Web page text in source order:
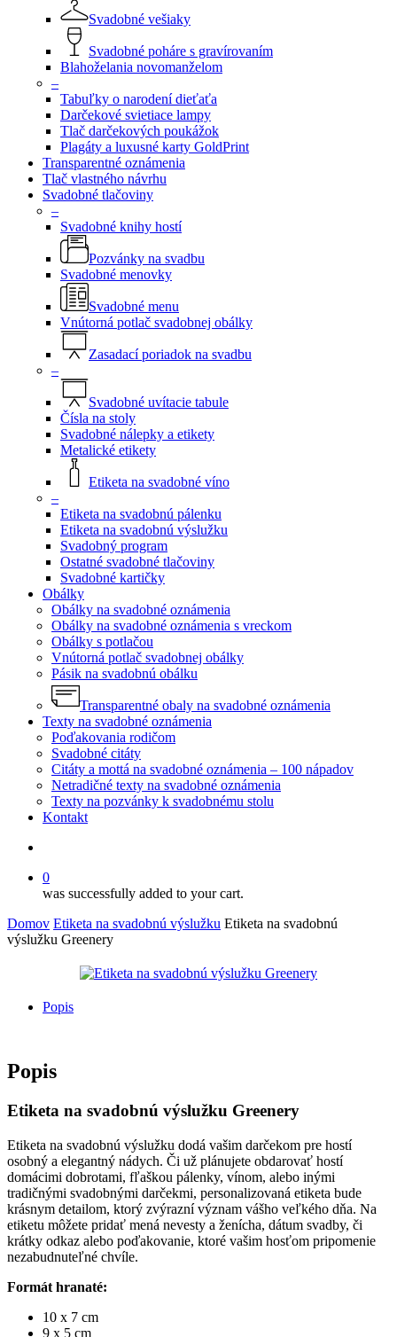
Svadobné vešiaky
Svadobné poháre s gravírovaním
Blahoželania novomanželom
–
Tabuľky o narodení dieťaťa
Darčekové svietiace lampy
Tlač darčekových poukážok
Plagáty a luxusné karty GoldPrint
Transparentné oznámenia
Tlač vlastného návrhu
Svadobné tlačoviny
–
Svadobné knihy hostí
Pozvánky na svadbu
Svadobné menovky
Svadobné menu
Vnútorná potlač svadobnej obálky
Zasadací poriadok na svadbu
–
Svadobné uvítacie tabule
Čísla na stoly
Svadobné nálepky a etikety
Metalické etikety
Etiketa na svadobné víno
–
Etiketa na svadobnú pálenku
Etiketa na svadobnú výslužku
Svadobný program
Ostatné svadobné tlačoviny
Svadobné kartičky
Obálky
Obálky na svadobné oznámenia
Obálky na svadobné oznámenia s vreckom
Obálky s potlačou
Vnútorná potlač svadobnej obálky
Pásik na svadobnú obálku
Transparentné obaly na svadobné oznámenia
Texty na svadobné oznámenia
Poďakovania rodičom
Svadobné citáty
Citáty a mottá na svadobné oznámenia – 100 nápadov
Netradičné texty na svadobné oznámenia
Texty na pozvánky k svadobnému stolu
Kontakt
0
was successfully added to your cart.
Domov Etiketa na svadobnú výslužku Etiketa na svadobnú
výslužku Greenery
Popis
Popis
Etiketa na svadobnú výslužku Greenery
Etiketa na svadobnú výslužku dodá vašim darčekom pre hostí
osobný a elegantný nádych. Či už plánujete obdarovať hostí
domácimi dobrotami, fľaškou pálenky, vínom, alebo inými
tradičnými svadobnými darčekmi, personalizovaná etiketa bude
krásnym detailom, ktorý zvýrazní význam vášho veľkého dňa. Na
etiketu môžete pridať mená nevesty a ženícha, dátum svadby, či
krátky odkaz alebo poďakovanie, ktoré vašim hosťom pripomenie
nezabudnuteľné chvíle.
Formát hranaté:
10 x 7 cm
9 x 5 cm